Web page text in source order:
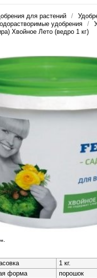
для растений
удобрения
Хвойное Лето (ведро 1 кг)
Фертика
1 кг)
удобрение Фертика для
1 кг.
форма
порошок